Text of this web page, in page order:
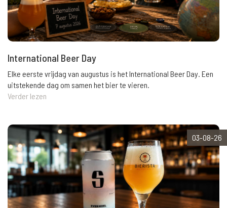
International Beer Day
Elke eerste vrijdag van augustus is het International Beer Day. Een
uitstekende dag om samen het bier te vieren.
Verder lezen
03-08-26